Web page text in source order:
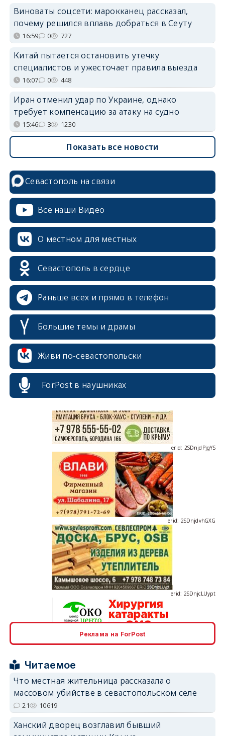
Виноваты соцсети: марокканец рассказал,
почему решился вплавь добраться в Сеуту
16:59 0 727
Китай пытается остановить утечку
специалистов и ужесточает правила выезда
16:07 0 448
Иран отменил удар по Украине, однако
требует компенсацию за атаку на судно
15:46 3 1230
Показать все новости
Севастополь на связи
Все наши Видео
О местном для местных
Севастополь в сердце
Раньше всех и прямо в телефон
Большие темы и драмы
Живи по-севастопольски
ForPost в наушниках
erid: 2SDnjcrDNw6
erid: 2SDnjdvhGXG
erid: 2SDnjdPjgYS
Реклама на ForPost
Читаемое
Что местная жительница рассказала о
массовом убийстве в севастопольском селе
21 10619
Ханский дворец возглавил бывший